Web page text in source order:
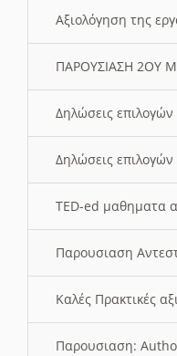
Αξιολόγηση της
ΠΑΡΟΥΣΙΑΣΗ
Δηλώσεις
Δηλώσεις
TED-ed μαθηματα
Παρουσιαση
Καλές Πρακτικές
Παρουσιαση: